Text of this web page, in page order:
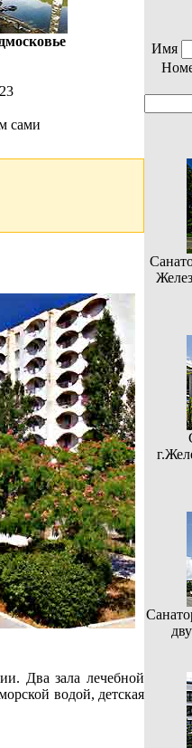
сами
Два зала лечебной
водой, детская
Имя